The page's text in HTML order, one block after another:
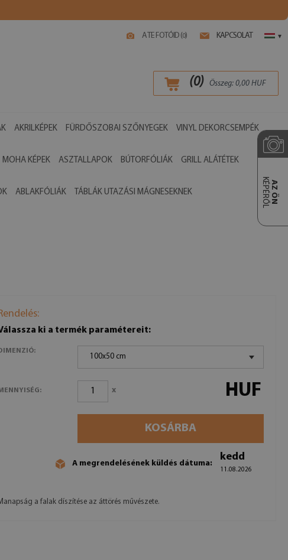
A TE FOTÓID (0) KAPCSOLAT ▾
(0) Összeg: 0,00 HUF
AKRILKÉPEK FÜRDŐSZOBAI SZŐNYEGEK VINYL DEKORCSEMPÉK
MOHA KÉPEK ASZTALLAPOK BÚTORFÓLIÁK GRILL ALÁTÉTEK
ABLAKFÓLIÁK TÁBLÁK UTAZÁSI MÁGNESEKNEK AZ ÖN
KÉPÉRŐL
ki a termék paramétereit:
DIMENZIÓ:
100x50 cm
MENNYISÉG: x HUF
KOSÁRBA
A megrendelésének küldés dátuma:
kedd
11.08.2026
a falak díszítése az áttörés művészete.